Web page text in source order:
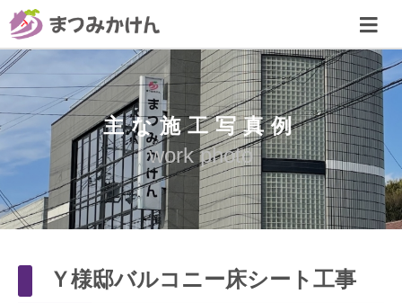
主な施工写真例
work photo
Ｙ様邸バルコニー床シート工事